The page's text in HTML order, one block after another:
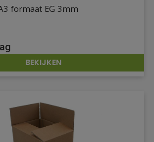
DETAILS
formaat EG 3mm
BEKIJKEN